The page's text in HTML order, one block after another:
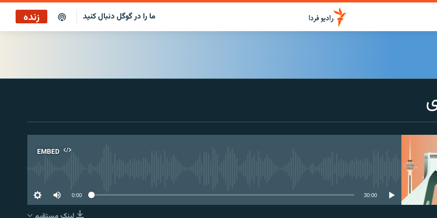
ما را در گوگل دنبال کنید زنده
EMBED
0:00 30:00